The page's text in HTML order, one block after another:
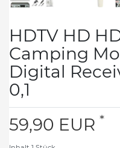
HDTV HD
Camping
Digital
0,1
59,90 EUR *